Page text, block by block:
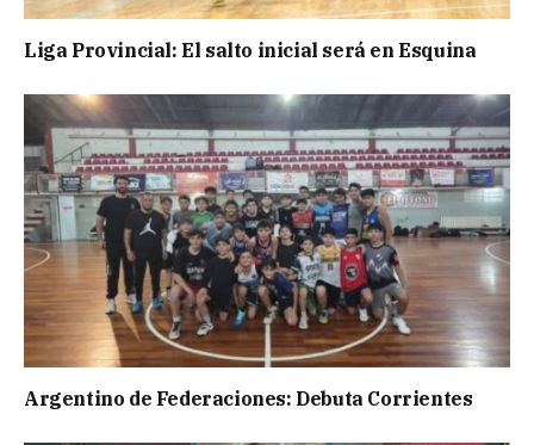
Liga Provincial: El salto inicial será en Esquina
Argentino de Federaciones: Debuta Corrientes